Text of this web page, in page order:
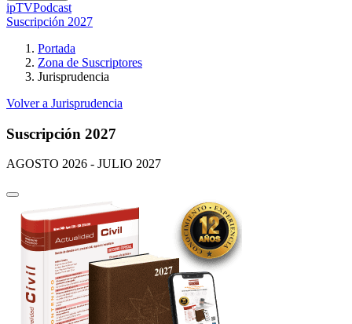
ipTVPodcast
Suscripción 2027
Portada
Zona de Suscriptores
Jurisprudencia
Volver a Jurisprudencia
Suscripción 2027
AGOSTO 2026 - JULIO 2027